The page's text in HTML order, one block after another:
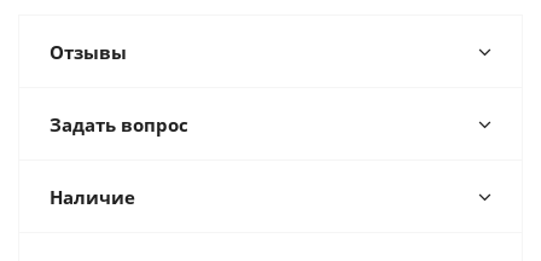
Отзывы
Задать вопрос
Наличие